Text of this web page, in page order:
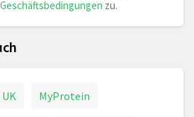
Geschäftsbedingungen zu.
MyProtein